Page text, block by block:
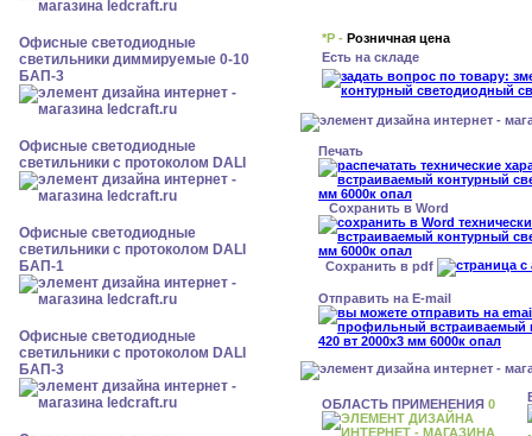
Офисные светодиодные
светильники диммируемые 0-10
БАП-3
Офисные светодиодные
светильники с протоколом DALI
Офисные светодиодные
светильники с протоколом DALI
БАП-1
Офисные светодиодные
светильники с протоколом DALI
БАП-3
*Р - Розничная цена
Есть на складе
Печать
Сохранить в Word
Сохранить в pdf
Отправить на E-mail
ОБЛАСТЬ ПРИМЕНЕНИЯ 0